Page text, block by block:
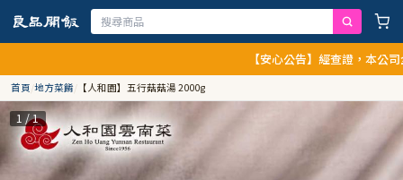
【安心公告】經查證，本公司全品項與
首頁/地方菜餚/ 【人和園】五行菇菇湯 2000g
1 / 1